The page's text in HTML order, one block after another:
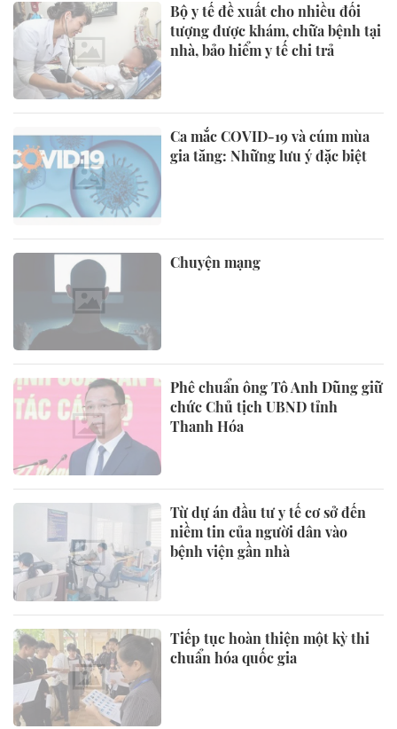
Bộ y tế đề xuất cho nhiều đối
tượng được khám, chữa bệnh tại
nhà, bảo hiểm y tế chi trả
Ca mắc COVID-19 và cúm mùa
gia tăng: Những lưu ý đặc biệt
Chuyện mạng
Phê chuẩn ông Tô Anh Dũng giữ
chức Chủ tịch UBND tỉnh
Thanh Hóa
Từ dự án đầu tư y tế cơ sở đến
niềm tin của người dân vào
bệnh viện gần nhà
Tiếp tục hoàn thiện một kỳ thi
chuẩn hóa quốc gia